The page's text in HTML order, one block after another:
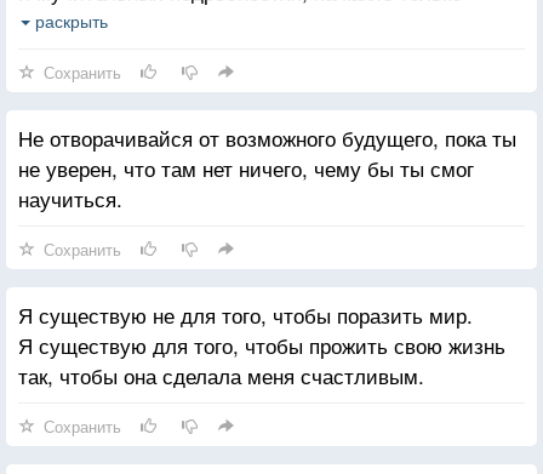
способны. Мы можем поверить в то, что мы жертвы,
и что мы — лишь пешки в борьбе Милостивой
Судьбы и Злого рока.
раскрыть
Сохранить
Не отворачивайся от возможного будущего, пока ты
не уверен, что там нет ничего, чему бы ты смог
научиться.
Сохранить
Я существую не для того, чтобы поразить мир.
Я существую для того, чтобы прожить свою жизнь
так, чтобы она сделала меня счастливым.
Сохранить